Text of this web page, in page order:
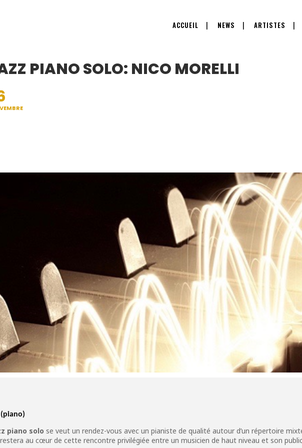
ACCUEIL NEWS ARTISTES
PIANO SOLO: NICO MORELLI
(piano)
piano solo se veut un rendez-vous avec un pianiste de qualité autour d’un répertoire
au cœur de cette rencontre privilégiée entre un musicien de haut niveau et son